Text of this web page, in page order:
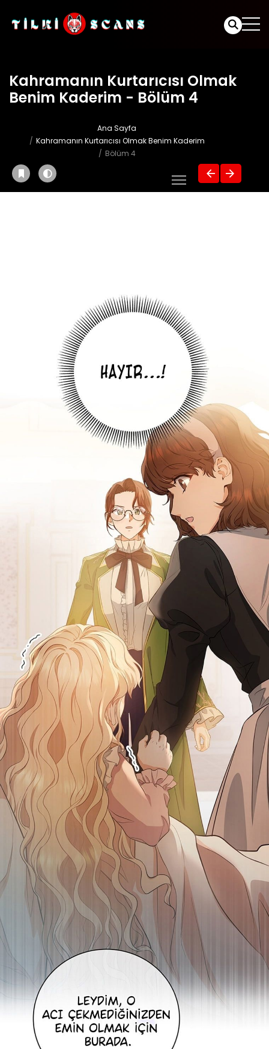
Kahramanın Kurtarıcısı Olmak
Benim Kaderim - Bölüm 4
Ana Sayfa
Kahramanın Kurtarıcısı Olmak Benim Kaderim
Bölüm 4